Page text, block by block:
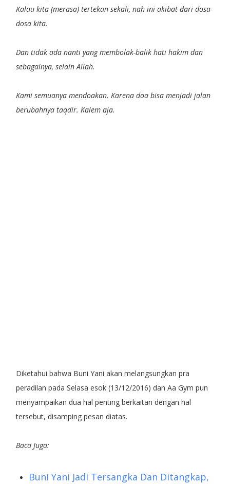
Kalau kita (merasa) tertekan sekali, nah ini akibat dari dosa-
dosa kita.
Dan tidak ada nanti yang membolak-balik hati hakim dan
sebagainya, selain Allah.
Kami semuanya mendoakan. Karena doa bisa menjadi jalan
berubahnya taqdir. Kalem aja.
Diketahui bahwa Buni Yani akan melangsungkan pra
peradilan pada Selasa esok (13/12/2016) dan Aa Gym pun
menyampaikan dua hal penting berkaitan dengan hal
tersebut, disamping pesan diatas.
Baca Juga:
Buni Yani Jadi Tersangka Dan Ditangkap,